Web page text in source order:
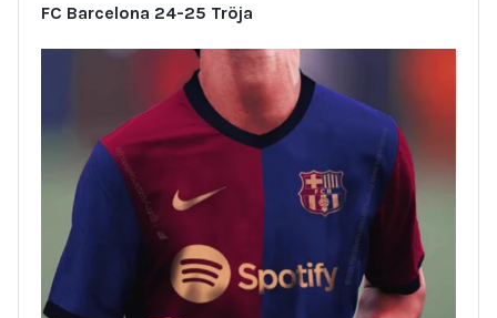
FC Barcelona 24-25 Tröja